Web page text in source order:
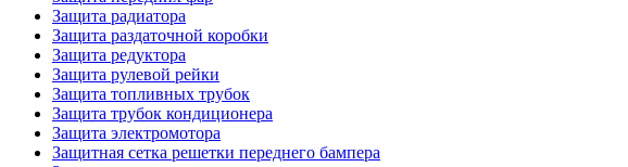
Защита радиатора
Защита раздаточной коробки
Защита редуктора
Защита рулевой рейки
Защита топливных трубок
Защита трубок кондиционера
Защита электромотора
Защитная сетка решетки переднего бампера